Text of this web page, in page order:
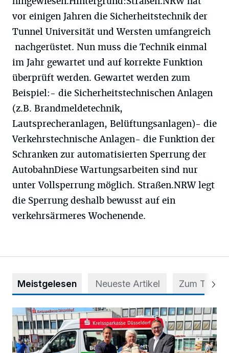
vor einigen Jahren die Sicherheitstechnik der
Tunnel Universität und Wersten umfangreich
nachgerüstet. Nun muss die Technik einmal
im Jahr gewartet und auf korrekte Funktion
überprüft werden. Gewartet werden zum
Beispiel:- die Sicherheitstechnischen Anlagen
(z.B. Brandmeldetechnik,
Lautsprecheranlagen, Belüftungsanlagen)- die
Verkehrstechnische Anlagen- die Funktion der
Schranken zur automatisierten Sperrung der
AutobahnDiese Wartungsarbeiten sind nur
unter Vollsperrung möglich. Straßen.NRW legt
die Sperrung deshalb bewusst auf ein
verkehrsärmeres Wochenende.
Meistgelesen Neueste Artikel Zum Thema
Starthilfe für den BürgerBus